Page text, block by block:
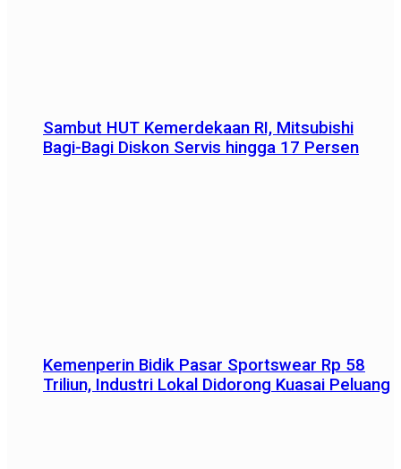
Sambut HUT Kemerdekaan RI, Mitsubishi
Bagi-Bagi Diskon Servis hingga 17 Persen
Kemenperin Bidik Pasar Sportswear Rp 58
Triliun, Industri Lokal Didorong Kuasai Peluang